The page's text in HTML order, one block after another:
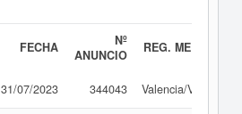
FECHA
Nº
ANUNCIO
REG. MERC.
31/07/2023 344043 Valencia/València